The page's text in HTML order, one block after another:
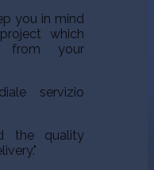
you in mind
which
from your
servizio
the quality